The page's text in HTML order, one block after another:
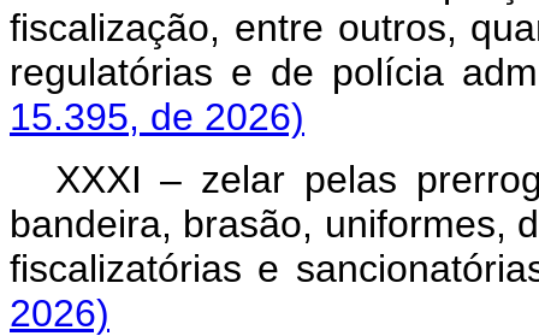
fiscalização, entre outros,
regulatórias e de polícia
15.395, de 2026)
XXXI – zelar pelas
bandeira, brasão, uniformes,
fiscalizatórias e
2026)